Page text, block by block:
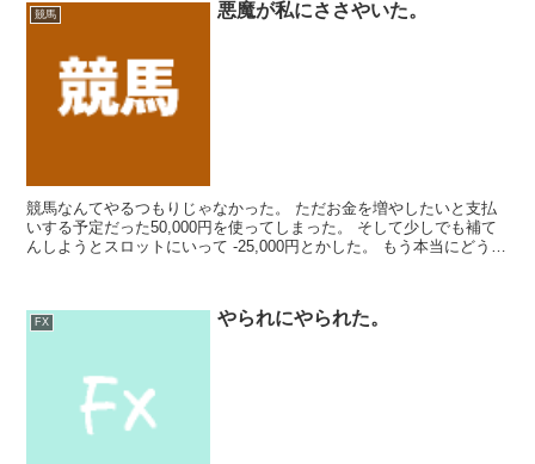
競馬 悪魔が私にささやいた。
競馬なんてやるつもりじゃなかった。 ただお金を増やしたいと支払
いする予定だった50,000円を使ってしまった。 そして少しでも補て
んしようとスロットにいって -25,000円とかした。 もう本当にどうし
FX やられにやられた。